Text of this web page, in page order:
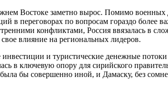
Востоке заметно вырос. Помимо
в переговорах по вопросам гораздо
конфликтами, Россия ввязалась в
влияние на региональных лидеров.
и туристические денежные
в ключевую опору для сирийского
бы совершенно иной, и Дамаску, без